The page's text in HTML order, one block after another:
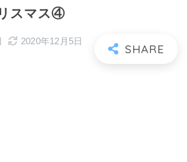
スマス④
2020年12月5日